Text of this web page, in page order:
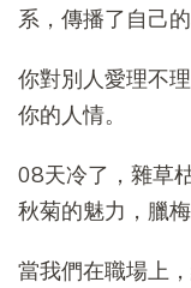
系，傳播了自己的
你對別人愛理不
你的人情。
08天冷了，雜草
秋菊的魅力，臘梅
當我們在職場上